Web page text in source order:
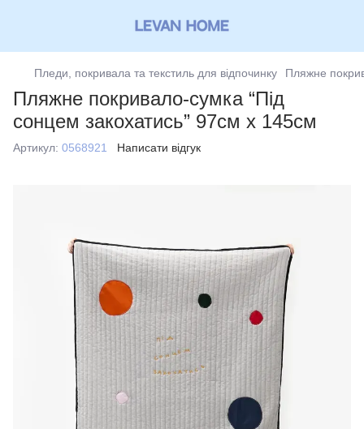
Пледи, покривала та текстиль для відпочинку Пляжне
Пляжне покривало-сумка “Під
сонцем закохатись” 97см х 145см
Артикул: 0568921 Написати відгук